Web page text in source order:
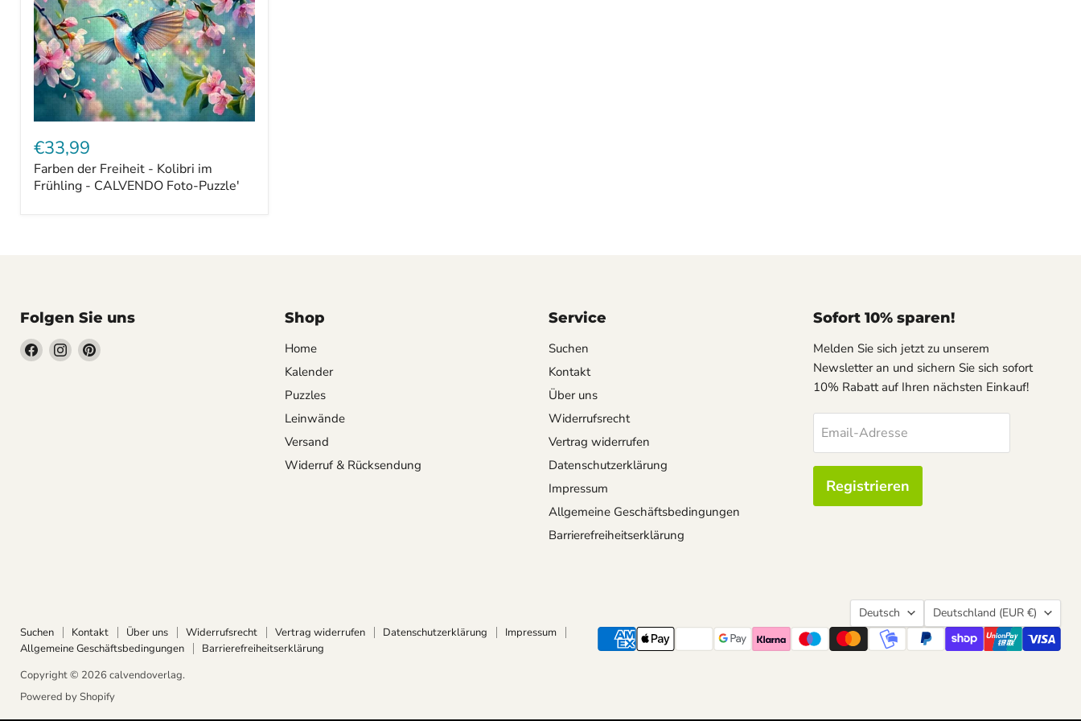
Farben
der
Freiheit
-
Kolibri
€33,99
Farben der Freiheit - Kolibri im
Frühling - CALVENDO Foto-Puzzle'
Folgen Sie uns
FindenFindenFinden
Shop
Home
Kalender
Puzzles
Leinwände
Versand
Widerruf & Rücksendung
Service
Suchen
Kontakt
Über uns
Widerrufsrecht
Vertrag widerrufen
Datenschutzerklärung
Impressum
Allgemeine Geschäftsbedingungen
Barrierefreiheitserklärung
Sofort 10% sparen!
Melden Sie sich jetzt zu unserem
Newsletter an und sichern Sie sich sofort
10% Rabatt auf Ihren nächsten Einkauf!
Email-Adresse
Registrieren
Sprache
Deutsch Land
Deutschland (EUR €)
Suchen Kontakt Über uns Widerrufsrecht Vertrag widerrufen Datenschutzerklärung
Impressum
Allgemeine Geschäftsbedingungen
Barrierefreiheitserklärung
Copyright © 2026 calvendoverlag.
Powered by Shopify